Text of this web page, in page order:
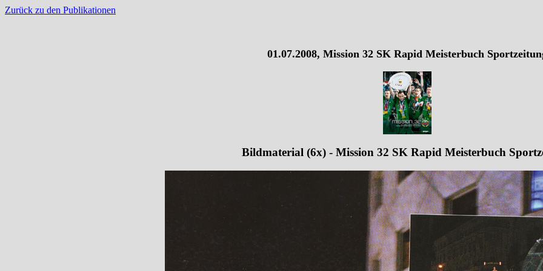
Zurück zu den Publikationen
01.07.2008, Mission 32 SK Rapid Meisterbuch
Bildmaterial (6x) - Mission 32 SK Rapid Meisterbuch